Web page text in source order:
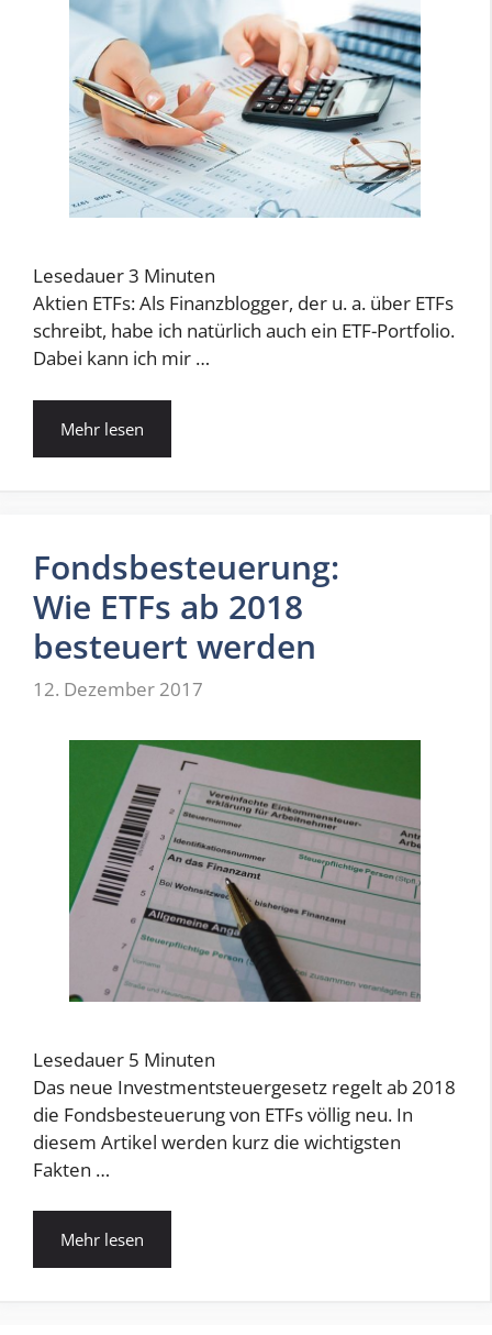
Lesedauer3 Minuten
Aktien ETFs: Als Finanzblogger, der u. a. über ETFs
schreibt, habe ich natürlich auch ein ETF-Portfolio.
Dabei kann ich mir …
Mehr lesen
Fondsbesteuerung:
Wie ETFs ab 2018
besteuert werden
12. Dezember 2017
Lesedauer 5 Minuten
Das neue Investmentsteuergesetz regelt ab 2018
die Fondsbesteuerung von ETFs völlig neu. In
diesem Artikel werden kurz die wichtigsten
Fakten …
Mehr lesen